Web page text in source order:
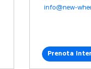
info@new-
Prenota